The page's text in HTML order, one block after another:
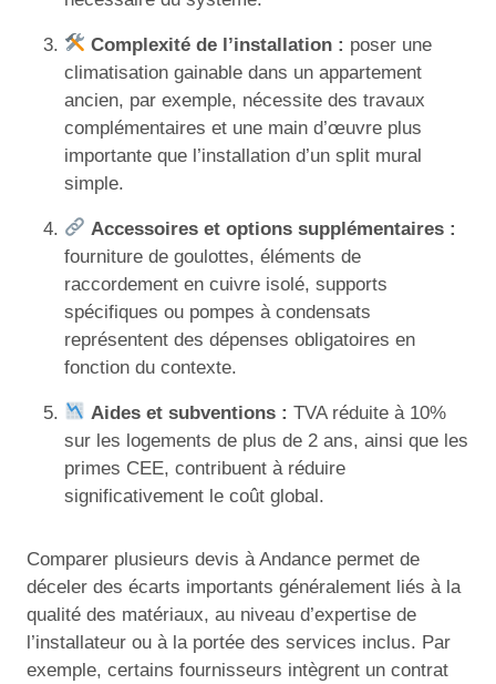
Complexité de l’installation : poser une
climatisation gainable dans un appartement
ancien, par exemple, nécessite des travaux
complémentaires et une main d’œuvre plus
importante que l’installation d’un split mural
simple.
Accessoires et options supplémentaires :
fourniture de goulottes, éléments de
raccordement en cuivre isolé, supports
spécifiques ou pompes à condensats
représentent des dépenses obligatoires en
fonction du contexte.
Aides et subventions : TVA réduite à 10%
sur les logements de plus de 2 ans, ainsi que les
primes CEE, contribuent à réduire
significativement le coût global.
Comparer plusieurs devis à Andance permet de
déceler des écarts importants généralement liés à la
qualité des matériaux, au niveau d’expertise de
l’installateur ou à la portée des services inclus. Par
exemple, certains fournisseurs intègrent un contrat